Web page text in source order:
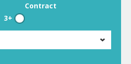
3+
Contract